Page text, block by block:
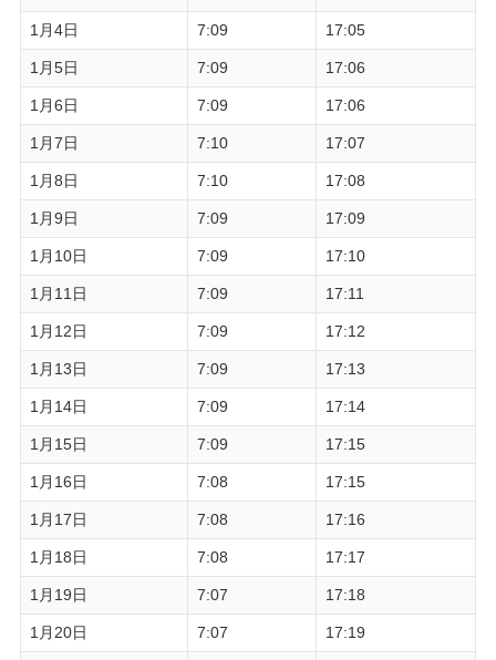
1月4日 7:09 17:05
1月5日 7:09 17:06
1月6日 7:09 17:06
1月7日 7:10 17:07
1月8日 7:10 17:08
1月9日 7:09 17:09
1月10日 7:09 17:10
1月11日 7:09 17:11
1月12日 7:09 17:12
1月13日 7:09 17:13
1月14日 7:09 17:14
1月15日 7:09 17:15
1月16日 7:08 17:15
1月17日 7:08 17:16
1月18日 7:08 17:17
1月19日 7:07 17:18
1月20日 7:07 17:19